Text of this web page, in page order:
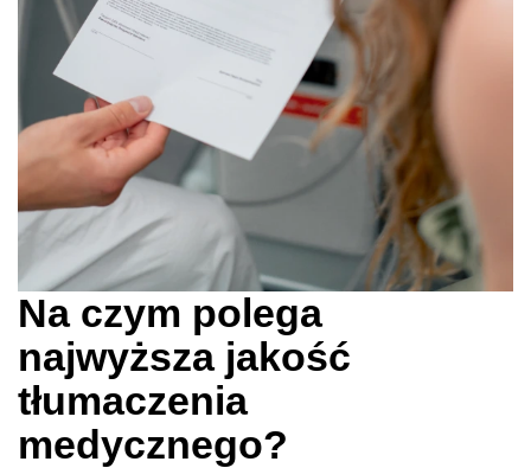
Na czym polega
najwyższa jakość
tłumaczenia
medycznego?